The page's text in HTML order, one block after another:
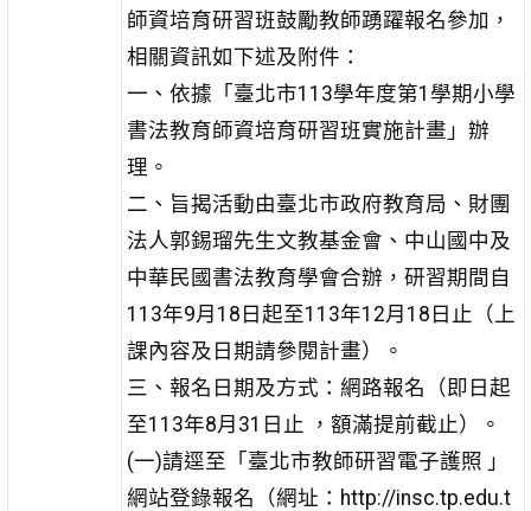
師資培育研習班鼓勵教師踴躍報名參加，
相關資訊如下述及附件：
一、依據「臺北市113學年度第1學期小學
書法教育師資培育研習班實施計畫」辦
理。
二、旨揭活動由臺北市政府教育局、財團
法人郭錫瑠先生文教基金會、中山國中及
中華民國書法教育學會合辦，研習期間自
113年9月18日起至113年12月18日止（上
課內容及日期請參閱計畫）。
三、報名日期及方式：網路報名（即日起
至113年8月31日止 ，額滿提前截止）。
(一)請逕至「臺北市教師研習電子護照 」
網站登錄報名（網址：http://insc.tp.edu.t